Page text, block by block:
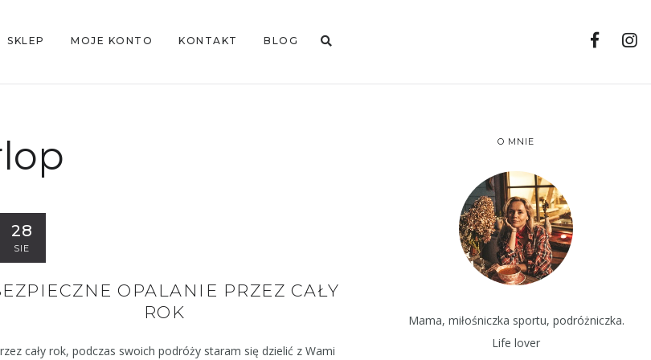
SKLEP MOJE KONTO KONTAKT BLOG
28
SIE
OPALANIE PRZEZ CAŁY
ROK
cały rok, podczas swoich podróży staram się dzielić z Wami
O MNIE
Mama, miłośniczka sportu, podróżniczka.
Life lover